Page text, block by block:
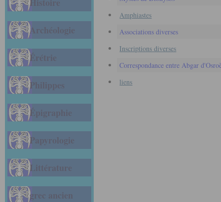
Archéologie
Érétrie
Philippes
Épigraphie
Papyrologie
Littérature
grec ancien
Amphiastes
Associations diverses
Inscriptions diverses
Correspondance entre Abgar
liens